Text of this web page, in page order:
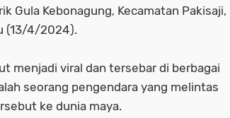
Gula Kebonagung, Kecamatan Pakisaji,
(13/4/2024).
menjadi viral dan tersebar di berbagai
seorang pengendara yang melintas
ke dunia maya.